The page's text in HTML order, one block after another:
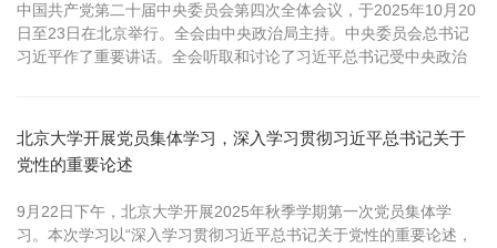
中国共产党第二十届中央委员会第四次全体会议，于2025年10月20
日至23日在北京举行。全会由中央政治局主持。中央委员会总书记
习近平作了重要讲话。全会听取和讨论了习近平总书记受中央政治
（讨论稿）》向全会作了说明。 这次全会是在向第二个百年奋斗目
标进军的新征程上举行...
北京大学开展党员集体学习，深入学习贯彻习近平总书记关于
党性的重要论述
9月22日下午，北京大学开展2025年秋季学期第一次党员集体学
习。本次学习以“深入学习贯彻习近平总书记关于党性的重要论述，